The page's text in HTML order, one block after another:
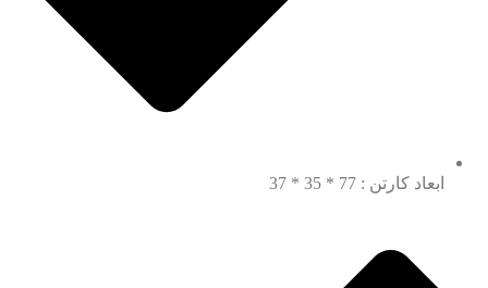
ابعاد کارتن : 77 * 35 * 37